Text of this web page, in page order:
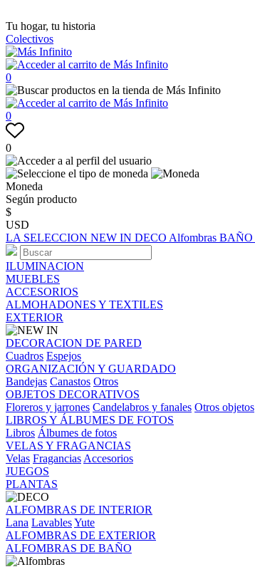
Tu hogar, tu historia
Colectivos
0
0
0
Moneda
Según producto
$
USD
LA SELECCION NEW IN DECO Alfombras BAÑO
ILUMINACION
MUEBLES
ACCESORIOS
ALMOHADONES Y TEXTILES
EXTERIOR
DECORACION DE PARED
Cuadros Espejos
ORGANIZACIÓN Y GUARDADO
Bandejas Canastos Otros
OBJETOS DECORATIVOS
Floreros y jarrones Candelabros y fanales Otros objetos
LIBROS Y ÁLBUMES DE FOTOS
Libros Álbumes de fotos
VELAS Y FRAGANCIAS
Velas Fragancias Accesorios
JUEGOS
PLANTAS
ALFOMBRAS DE INTERIOR
Lana LavablesYute
ALFOMBRAS DE EXTERIOR
ALFOMBRAS DE BAÑO